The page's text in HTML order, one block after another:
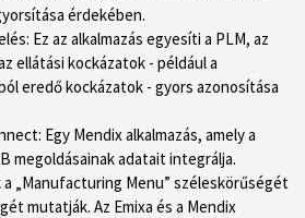
érdekében.
Ez az alkalmazás egyesíti a PLM, az
ellátási kockázatok - például a
eredő kockázatok - gyors azonosítása
Egy Mendix alkalmazás, amely a
megoldásainak adatait integrálja.
a „Manufacturing Menu” széleskörűségét
mutatják. Az Emixa és a Mendix